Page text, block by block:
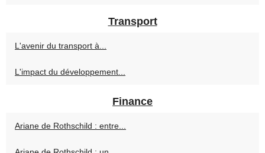
Transport
L'avenir du transport à...
L'impact du développement...
Finance
Ariane de Rothschild : entre...